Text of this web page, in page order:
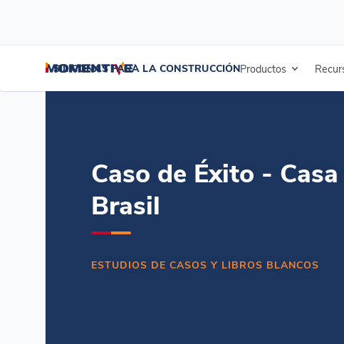
SILICONAS PARA LA CONSTRUCCIÓNProductos
Inicio /
Caso de Éxito -
Brasil
ESTUDIOS DE CASOS Y LIBROS BLANCOS